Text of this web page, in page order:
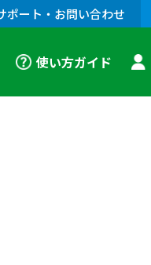
ポート・お問い合わせ
使い方ガイド